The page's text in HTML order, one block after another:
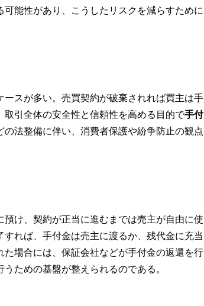
能性があり、こうしたリスクを減らすために
スが多い。売買契約が破棄されれば買主は手
引全体の安全性と信頼性を高める目的で手付
法整備に伴い、消費者保護や紛争防止の観点
け、契約が正当に進むまでは売主が自由に使
れば、手付金は売主に渡るか、残代金に充当
場合には、保証会社などが手付金の返還を行
ための基盤が整えられるのである。